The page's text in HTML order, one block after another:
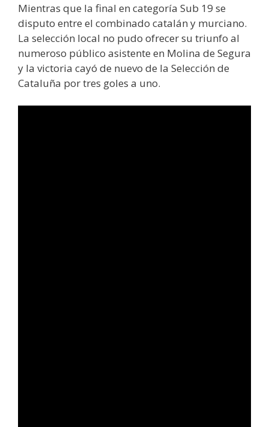
Mientras que la final en categoría Sub 19 se
disputo entre el combinado catalán y murciano.
La selección local no pudo ofrecer su triunfo al
numeroso público asistente en Molina de Segura
y la victoria cayó de nuevo de la Selección de
Cataluña por tres goles a uno.